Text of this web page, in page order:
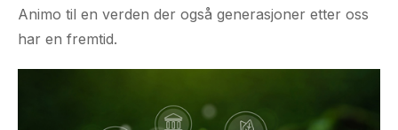
Animo til en verden der også generasjoner etter oss
har en fremtid.